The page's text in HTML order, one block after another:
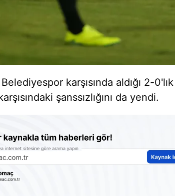
karşısında aldığı 2-0'lık
şanssızlığını da yendi.